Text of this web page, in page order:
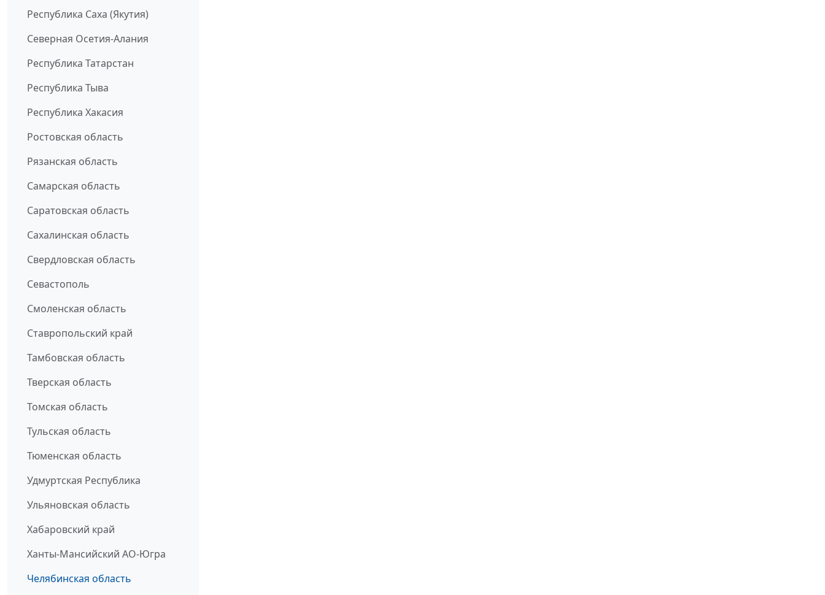
Республика Саха (Якутия)
Северная Осетия-Алания
Республика Татарстан
Республика Тыва
Республика Хакасия
Ростовская область
Рязанская область
Самарская область
Саратовская область
Сахалинская область
Свердловская область
Севастополь
Смоленская область
Ставропольский край
Тамбовская область
Тверская область
Томская область
Тульская область
Тюменская область
Удмуртская Республика
Ульяновская область
Хабаровский край
Ханты-Мансийский АО-Югра
Челябинская область